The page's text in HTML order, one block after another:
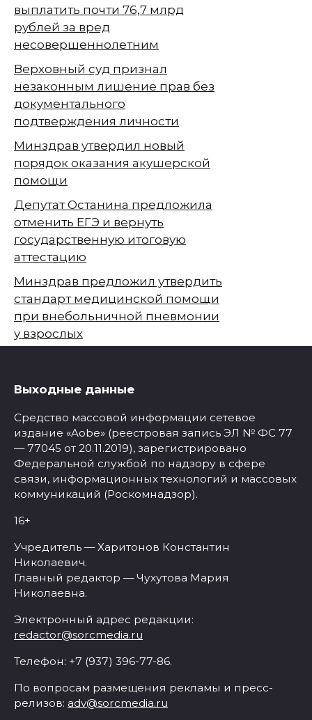
выплатить почти 76,7 млрд
рублей за вред
несовершеннолетним
Верховный суд признал
незаконным лишение прав без
документального
подтверждения личности
Минздрав утвердил новый
порядок оказания акушерской
помощи
Депутат Останина предложила
отменить ЕГЭ и вернуть
государственную итоговую
аттестацию
Минздрав предложил утвердить
стандарт медицинской помощи
при внебольничной пневмонии
у взрослых
Выходные данные
Средство массовой информации сетевое
издание «Aobe» (реестровая запись ЭЛ № ФС 77
— 77045 от 20.11.2019), зарегистрировано
Федеральной службой по надзору в сфере
связи, информационных технологий и массовых
коммуникаций (Роскомнадзор).
16+
Учредитель — Харитонов Константин
Николаевич.
Главный редактор — Чухутова Мария
Николаевна.
Электронный адрес редакции:
redactor@sorcmedia.ru
Телефон: +7 (937) 396-77-86.
По вопросам размещения рекламы и пресс-
релизов: adv@sorcmedia.ru